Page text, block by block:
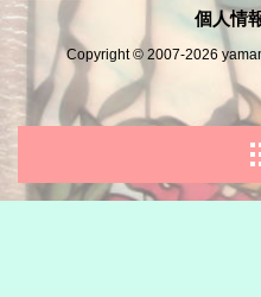
個人情
Copyright © 2007-2026